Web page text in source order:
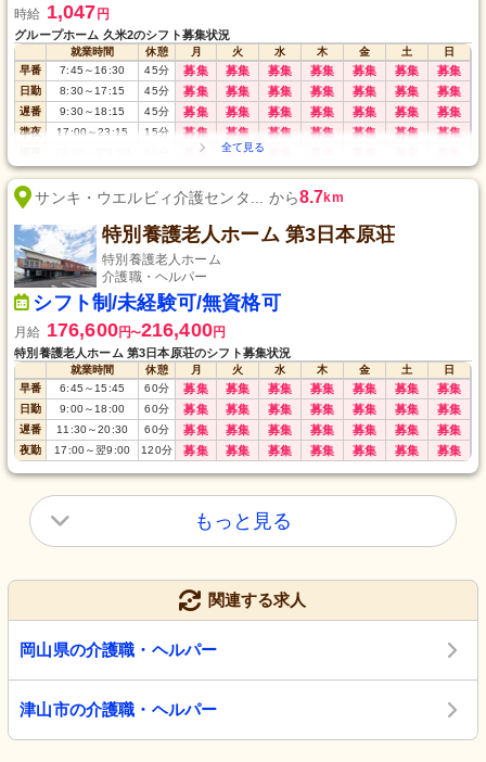
時給 1,047 円
グループホーム 久米2のシフト募集状況
就業時間 休憩 月 火 水 木 金 土
日
早番
7:45 ～ 16:30 45分 募集 募集 募集 募集 募集 募集 募集
日勤 8:30～ 17:15 45分 募集 募集 募集 募集 募集 募集 募集
遅番 9:30～ 18:15 45分 募集 募集 募集 募集 募集 募集 募集
準夜 17:00 ～23:15 15分 募集 募集 募集 募集 募集 募集 募集
募集 募集
サンキ・ウエルビィ介護センタ... から8.7km
特別養護老人ホーム 第3日本原荘
特別養護老人ホーム
介護職・ヘルパー
シフト制/未経験可/無資格可
月給 176,600円〜216,400円
特別養護老人ホーム 第3日本原荘のシフト募集状況
就業時間 休憩 月 火 水 木 金 土
日
早番
6:45 ～15:45 60分 募集 募集 募集 募集 募集 募集 募集
日勤 9:00～18:00 60分 募集 募集 募集 募集 募集 募集 募集
遅番 11:30～20:30 60分 募集 募集 募集 募集 募集 募集 募集
夜勤 17:00～翌9:00 120分 募集 募集 募集 募集 募集 募集 募集
もっと見る
関連する求人
岡山県の介護職・ヘルパー
津山市の介護職・ヘルパー